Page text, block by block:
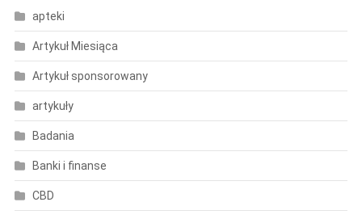
apteki
Artykuł Miesiąca
Artykuł sponsorowany
artykuły
Badania
Banki i finanse
CBD